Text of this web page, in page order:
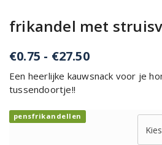
frikandel met
€0.75 - €27.50Prijsklasse:
€0.75
tot
Een heerlijke kauwsnack voor je
tussendoortje!!
pensfrikandellen